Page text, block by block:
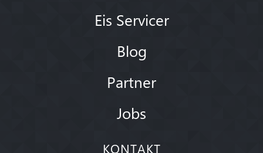
Eis Servicer
Blog
Partner
Jobs
KONTAKT